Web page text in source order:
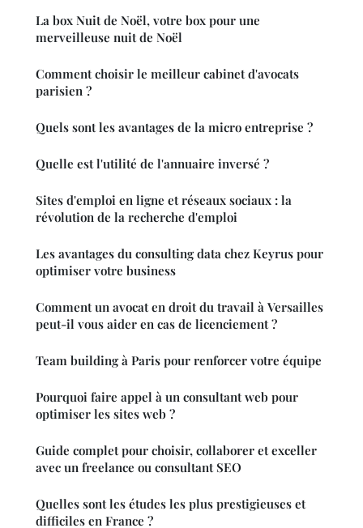
La box Nuit de Noël, votre box pour une
merveilleuse nuit de Noël
Comment choisir le meilleur cabinet d'avocats
parisien ?
Quels sont les avantages de la micro entreprise ?
Quelle est l'utilité de l'annuaire inversé ?
Sites d'emploi en ligne et réseaux sociaux : la
révolution de la recherche d'emploi
Les avantages du consulting data chez Keyrus pour
optimiser votre business
Comment un avocat en droit du travail à Versailles
peut-il vous aider en cas de licenciement ?
Team building à Paris pour renforcer votre équipe
Pourquoi faire appel à un consultant web pour
optimiser les sites web ?
Guide complet pour choisir, collaborer et exceller
avec un freelance ou consultant SEO
Quelles sont les études les plus prestigieuses et
difficiles en France ?